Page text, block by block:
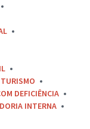
DEFICIÊNCIA
INTERNA